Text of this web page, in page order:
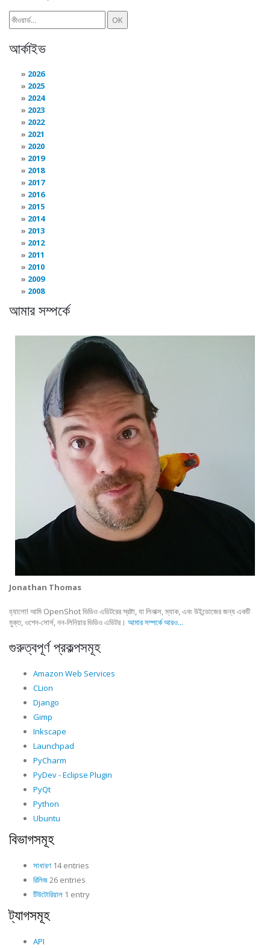
আর্কাইভ
2026
2025
2024
2023
2022
2021
2020
2019
2018
2017
2016
2015
2014
2013
2012
2011
2010
2009
2008
আমার সম্পর্কে
Jonathan Thomas
হ্যালো! আমি OpenShot ভিডিও এডিটরের স্রষ্টা, যা লিনাক্স, ম্যাক, এবং উইন্ডোজের জন্য একটি
মুক্ত, ওপেন-সোর্স, নন-লিনিয়ার ভিডিও এডিটর। আমার সম্পর্কে আরও...
গুরুত্বপূর্ণ প্রকল্পসমূহ
Amazon Web Services
CLion
Django
Gimp
Inkscape
Launchpad
PyCharm
PyDev - Eclipse Plugin
PyQt
Python
Ubuntu
বিভাগসমূহ
সাধারণ 14 entries
রিলিজ26 entries
টিউটোরিয়াল 1 entry
ট্যাগসমূহ
API